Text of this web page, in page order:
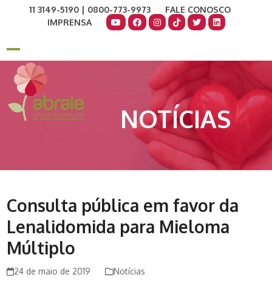
11 3149-5190 | 0800-773-9973
FALE CONOSCO
IMPRENSA
Open
mobile
menu
Close
mobile
menu
NOTÍCIAS
Consulta pública em favor da
Lenalidomida para Mieloma
Múltiplo
24 de maio de 2019 Notícias